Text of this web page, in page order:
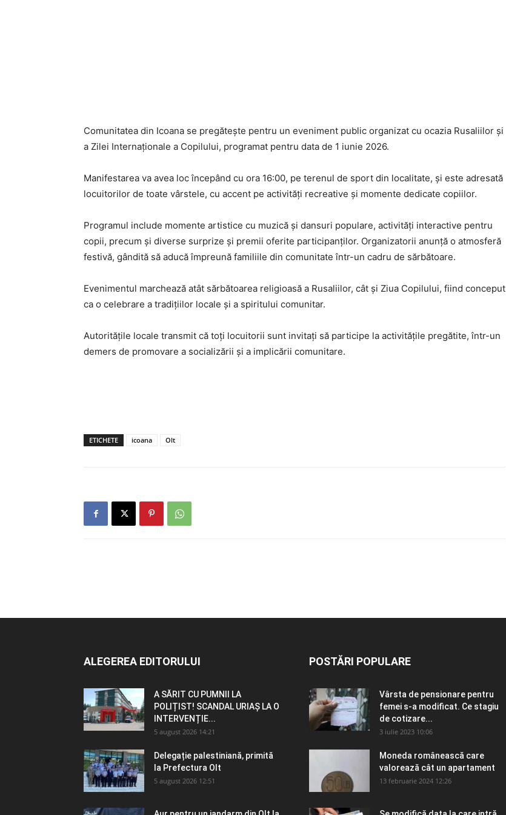
Comunitatea din Icoana se pregătește pentru un eveniment public organizat cu ocazia Rusaliilor și
a Zilei Internaționale a Copilului, programat pentru data de 1 iunie 2026.
Manifestarea va avea loc începând cu ora 16:00, pe terenul de sport din localitate, și este adresată
locuitorilor de toate vârstele, cu accent pe activități recreative și momente dedicate copiilor.
Programul include momente artistice cu muzică și dansuri populare, activități interactive pentru
copii, precum și diverse surprize și premii oferite participanților. Organizatorii anunță o atmosferă
festivă, gândită să aducă împreună familiile din comunitate într-un cadru de sărbătoare.
Evenimentul marchează atât sărbătoarea religioasă a Rusaliilor, cât și Ziua Copilului, fiind conceput
ca o celebrare a tradițiilor locale și a spiritului comunitar.
Autoritățile locale transmit că toți locuitorii sunt invitați să participe la activitățile pregătite, într-un
demers de promovare a socializării și a implicării comunitare.
ETICHETE icoana Olt
ALEGEREA EDITORULUI
A SĂRIT CU PUMNII LA
POLIȚIST! SCANDAL URIAȘ LA O
INTERVENȚIE...
5 august 2026 14:21
Delegație palestiniană, primită
la Prefectura Olt
5 august 2026 12:51
POSTĂRI POPULARE
Vârsta de pensionare pentru
femei s-a modificat. Ce stagiu
de cotizare...
3 iulie 2023 10:06
Moneda românească care
valorează cât un apartament
13 februarie 2024 12:26